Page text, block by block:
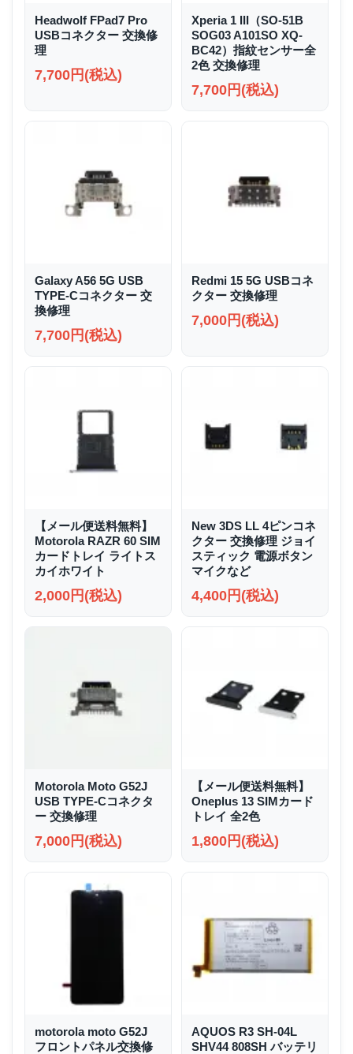
Headwolf FPad7 Pro
USBコネクター 交換修
理
7,700円(税込)
Xperia 1 III（SO-51B
SOG03 A101SO XQ-
BC42）指紋センサー全
2色 交換修理
7,700円(税込)
Galaxy A56 5G USB
TYPE-Cコネクター 交
換修理
7,700円(税込)
Redmi 15 5G USBコネ
クター 交換修理
7,000円(税込)
【メール便送料無料】
Motorola RAZR 60 SIM
カードトレイ ライトス
カイホワイト
2,000円(税込)
New 3DS LL 4ピンコネ
クター 交換修理 ジョイ
スティック 電源ボタン
マイクなど
4,400円(税込)
Motorola Moto G52J
USB TYPE-Cコネクタ
ー 交換修理
7,000円(税込)
【メール便送料無料】
Oneplus 13 SIMカード
トレイ 全2色
1,800円(税込)
motorola moto G52J
フロントパネル交換修
AQUOS R3 SH-04L
SHV44 808SH バッテリ